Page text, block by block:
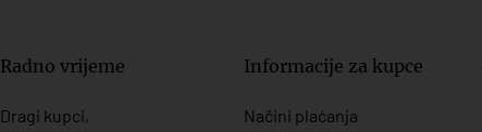
Radno vrijeme
Dragi kupci,
Informacije za kupce
Načini plaćanja